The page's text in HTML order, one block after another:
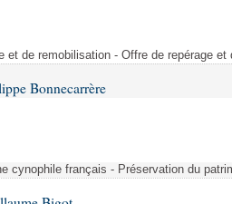
et de remobilisation - Offre de repérage et
Bonnecarrère
cynophile français - Préservation du